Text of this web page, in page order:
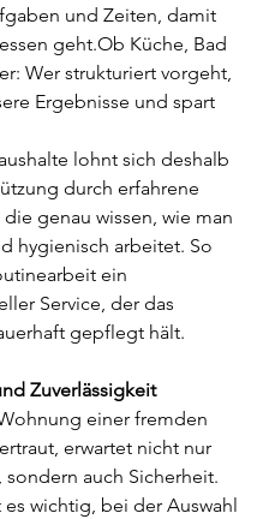
und Zeiten, damit
geht.Ob Küche, Bad
Wer strukturiert vorgeht,
Ergebnisse und spart
lohnt sich deshalb
durch erfahrene
die genau wissen, wie man
hygienisch arbeitet. So
ein
Service, der das
gepflegt hält.
Zuverlässigkeit
einer fremden
erwartet nicht nur
sondern auch Sicherheit.
wichtig, bei der Auswahl